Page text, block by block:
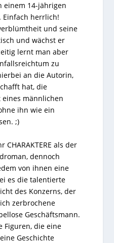
einem 14-jährigen
Einfach herrlich!
und seine
und wächst er
lernt man aber
zu
an die Autorin,
hat, die
eines männlichen
ihn wie ein
;)
CHARAKTERE als der
dennoch
von ihnen eine
es die talentierte
des Konzerns, der
zerbrochene
Geschäftsmann.
Figuren, die eine
Geschichte